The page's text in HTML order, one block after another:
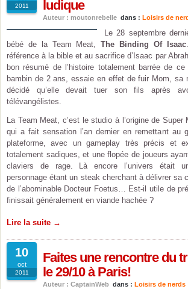
2011
ludique
Auteur : moutonrebelle dans : Loisirs de
Le 28 septembre
bébé de la Team Meat,The Binding Of Isaac
référence à la bible et au sacrifice d’Isaac par
bon résumé de l’histoire totalement barrée de
bambin de 2 ans, essaie en effet de fuir Mom, sa
décidé qu’elle devait tuer son fils après
télévangélistes.
La Team Meat, c’est le studio à l’origine de
qui a fait sensation l’an dernier en remettant au
plateforme, avec un gameplay très précis et
totalement sadiques, et une flopée de joueurs
claviers de rage. Là encore l’univers était
personnage étant un steak cherchant à délivrer sa
de l’abominable Docteur Foetus… Est-il utile de
finissait généralement en viande hachée ?
Lire la suite →
10
oct
2011
Faites une rencontre du
le 29/10 à Paris!
Auteur : CaptainWeb dans : Loisirs de nerds